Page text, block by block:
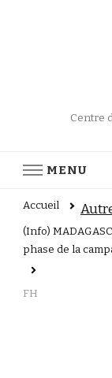
Centre
MENU
Accueil
(Info)
phase de la
FH